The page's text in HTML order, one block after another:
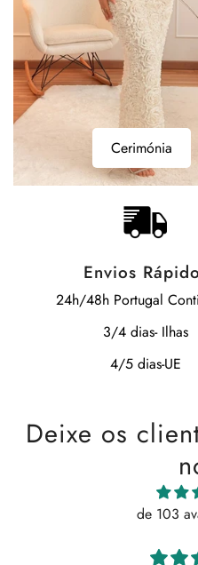
Casacos Casacos
Envios
24h/48h Portugal
3/4 dias- Ilhas
4/5 dias-UE
Deixe os
de 103